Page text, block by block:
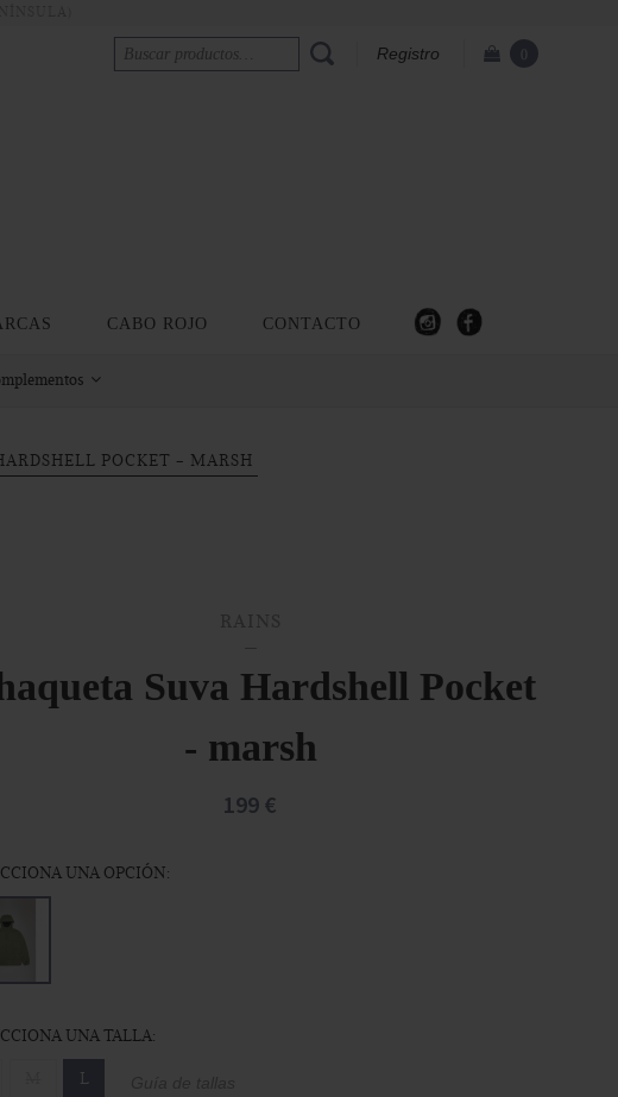
Registro
CABO ROJO CONTACTO
POCKET - MARSH
Suva Hardshell Pocket
- marsh
199 €
UNA OPCIÓN:
UNA TALLA:
L